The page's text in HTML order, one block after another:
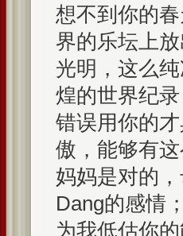
想不到你的
界的乐坛上
光明，这么
煌的世界纪
错误用你的
傲，能够有
妈妈是对的
Dang的感情
为我低估你